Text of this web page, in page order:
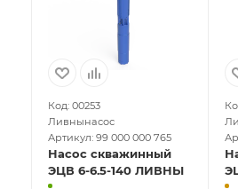
Код: 00253
Ливнынасос
Артикул: 99 000 000 765
Насос скважинный
ЭЦВ 6-6.5-140 ЛИВНЫ